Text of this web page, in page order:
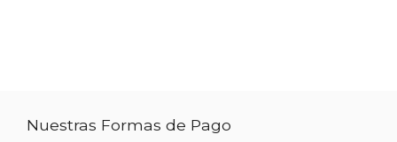
Nuestras Formas de Pago